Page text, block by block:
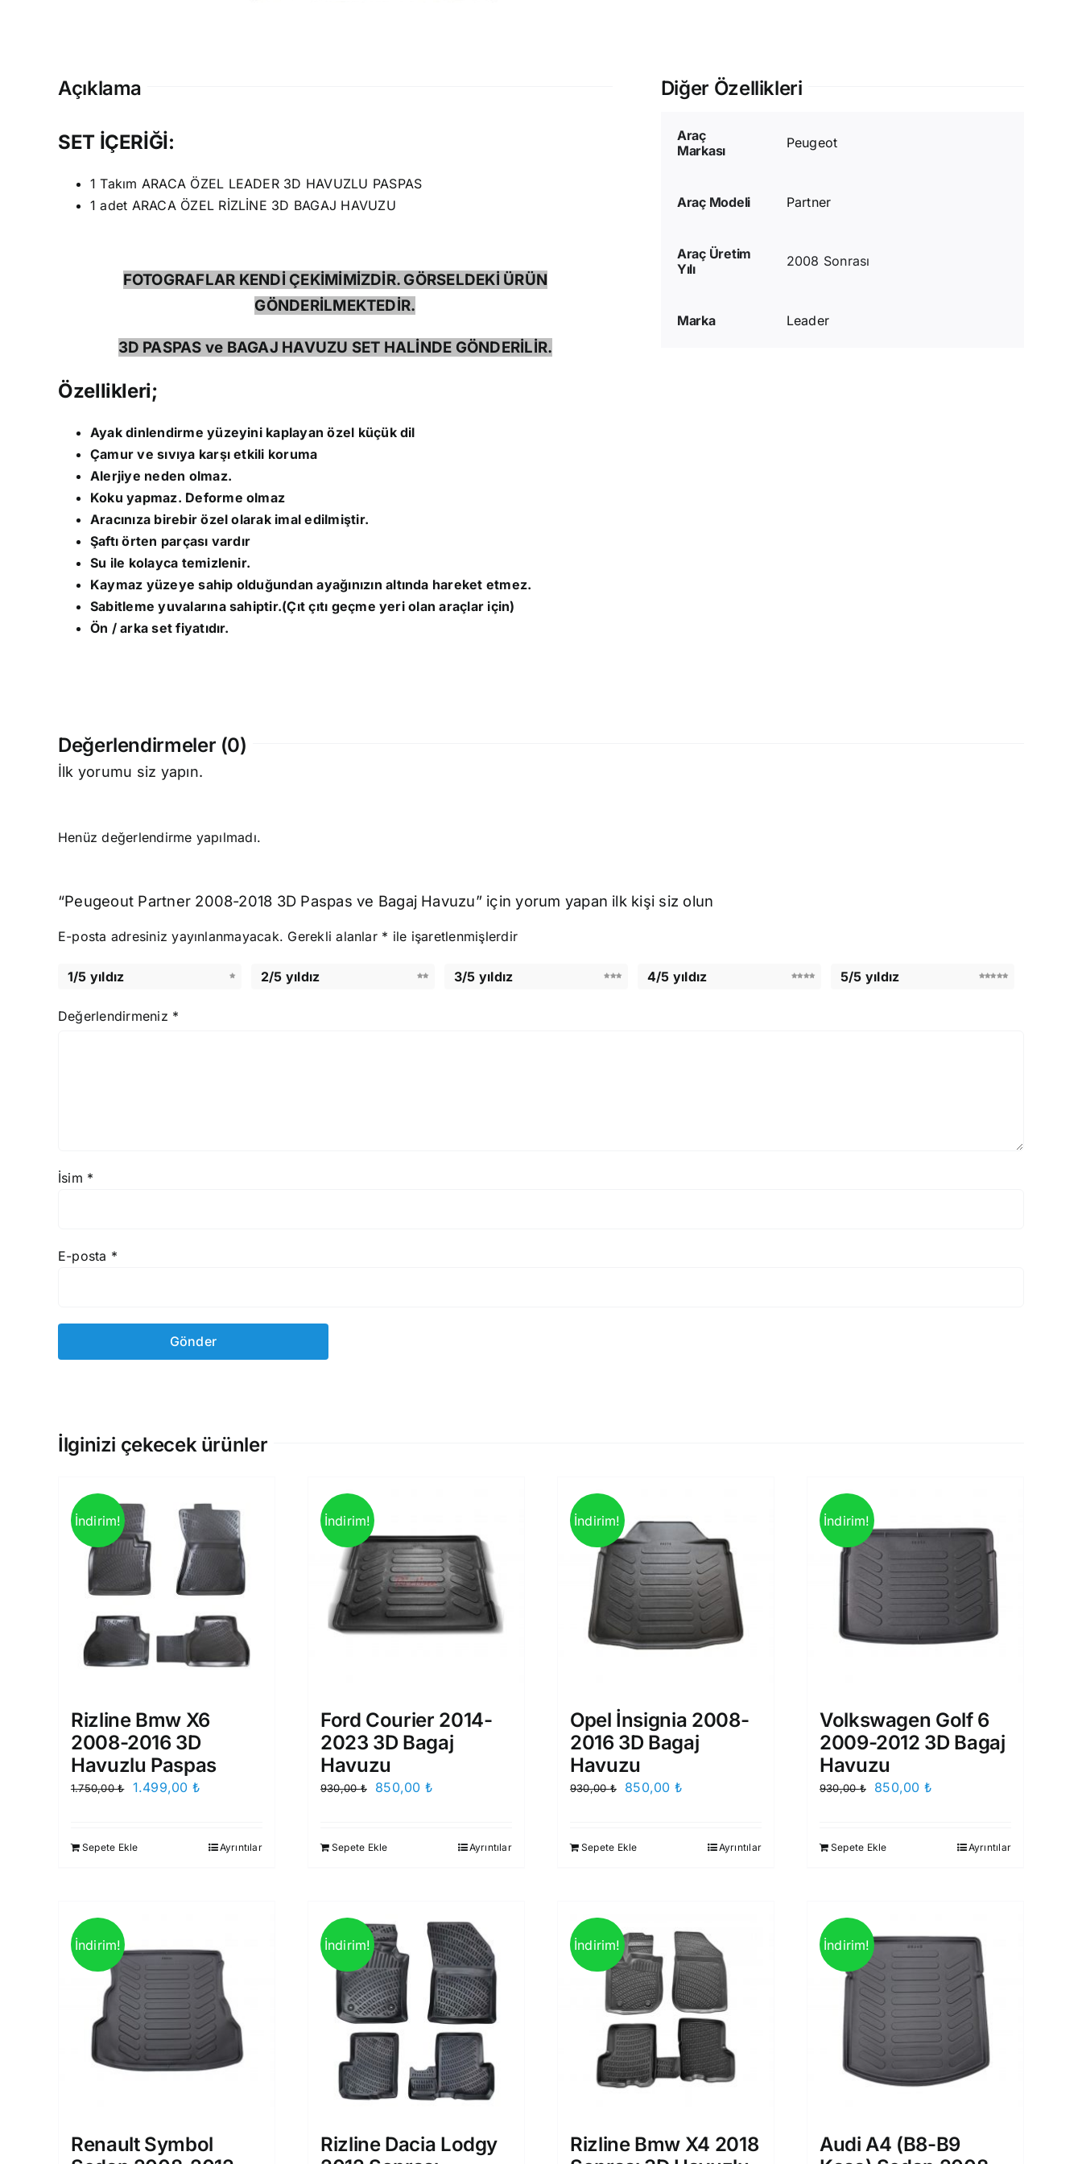
Açıklama
SET İÇERİĞİ:
1 Takım ARACA ÖZEL LEADER 3D HAVUZLU PASPAS
1 adet ARACA ÖZEL RİZLİNE 3D BAGAJ HAVUZU
FOTOGRAFLAR KENDİ ÇEKİMİMİZDİR. GÖRSELDEKİ ÜRÜN
GÖNDERİLMEKTEDİR.
3D PASPAS ve BAGAJ HAVUZU SET HALİNDE GÖNDERİLİR.
Özellikleri;
Ayak dinlendirme yüzeyini kaplayan özel küçük dil
Çamur ve sıvıya karşı etkili koruma
Alerjiye neden olmaz.
Koku yapmaz. Deforme olmaz
Aracınıza birebir özel olarak imal edilmiştir.
Şaftı örten parçası vardır
Su ile kolayca temizlenir.
Kaymaz yüzeye sahip olduğundan ayağınızın altında hareket etmez.
Sabitleme yuvalarına sahiptir.(Çıt çıtı geçme yeri olan araçlar için)
Ön / arka set fiyatıdır.
Diğer Özellikleri
Araç
Markası
Peugeot
Araç Modeli Partner
Araç Üretim
Yılı
2008 Sonrası
Marka Leader
Değerlendirmeler (0)
İlk yorumu siz yapın.
Henüz değerlendirme yapılmadı.
“Peugeout Partner 2008-2018 3D Paspas ve Bagaj Havuzu” için yorum yapan ilk kişi siz olun
E-posta adresiniz yayınlanmayacak. Gerekli alanlar * ile işaretlenmişlerdir
1/5 yıldız 2/5 yıldız 3/5 yıldız 4/5 yıldız 5/5 yıldız
Değerlendirmeniz *
İsim *
E-posta *
İlginizi çekecek ürünler
İndirim!
Rizline Bmw X6
2008-2016 3D
Havuzlu Paspas
1.750,00₺
Orijinal
1.499,00 ₺
1.499,00 ₺.
Sepete Ekle Ayrıntılar
İndirim!
Ford Courier 2014-
2023 3D Bagaj
Havuzu
930,00₺
Orijinal
850,00 ₺
850,00 ₺.
Sepete Ekle Ayrıntılar
İndirim!
Opel İnsignia 2008-
2016 3D Bagaj
Havuzu
930,00₺
Orijinal
850,00 ₺
850,00 ₺.
Sepete Ekle Ayrıntılar
İndirim!
Volkswagen Golf 6
2009-2012 3D Bagaj
Havuzu
930,00₺
Orijinal
850,00 ₺
850,00 ₺.
Sepete Ekle Ayrıntılar
İndirim!
Renault Symbol
İndirim!
Rizline Dacia Lodgy
İndirim!
Rizline Bmw X4 2018
İndirim!
Audi A4 (B8-B9